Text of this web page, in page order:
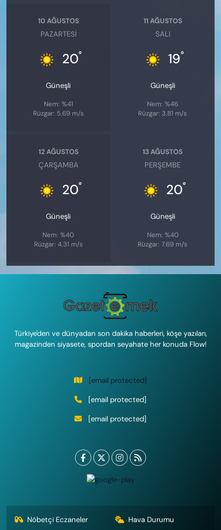
10 AĞUSTOS
PAZARTESI
20°
Güneşli
Nem: %41
Rüzgar: 5.69 m/s
11 AĞUSTOS
SALI
19°
Güneşli
Nem: %46
Rüzgar: 3.81 m/s
12 AĞUSTOS
ÇARŞAMBA
20°
Güneşli
Nem: %40
Rüzgar: 4.31 m/s
13 AĞUSTOS
PERŞEMBE
20°
Güneşli
Nem: %40
Rüzgar: 7.69 m/s
Türkiye'den ve dünyadan son dakika haberleri, köşe yazıları,
magazinden siyasete, spordan seyahate her konuda Flow!
[email protected]
[email protected]
[email protected]
Nöbetçi Eczaneler Hava Durumu